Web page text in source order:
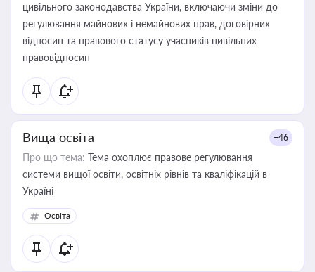
цивільного законодавства України, включаючи зміни до
регулювання майнових і немайнових прав, договірних
відносин та правового статусу учасників цивільних
правовідносин
Вища освіта +46
Про що тема: Тема охоплює правове регулювання
системи вищої освіти, освітніх рівнів та кваліфікацій в
Україні
Освіта